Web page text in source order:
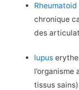
chronique
des
lupus
tissus